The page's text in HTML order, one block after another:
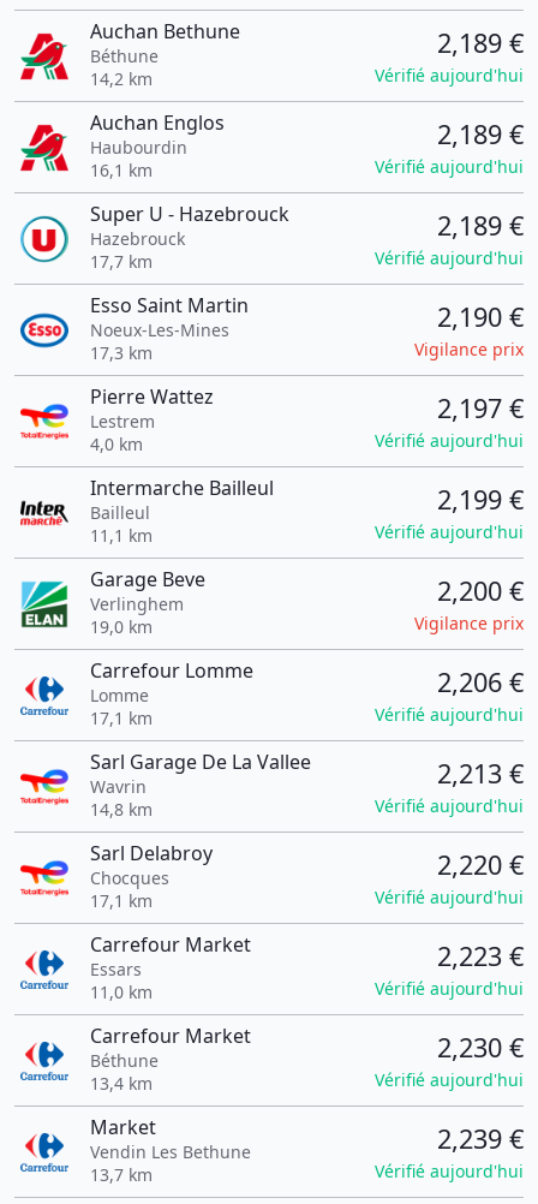
Auchan Bethune
Béthune
14,2 km
2,189 €
Vérifié aujourd'hui
Auchan Englos
Haubourdin
16,1 km
2,189 €
Vérifié aujourd'hui
Super U - Hazebrouck
Hazebrouck
17,7 km
2,189 €
Vérifié aujourd'hui
Esso Saint Martin
Noeux-Les-Mines
17,3 km
2,190 €
Vigilance prix
Pierre Wattez
Lestrem
4,0 km
2,197 €
Vérifié aujourd'hui
Intermarche Bailleul
Bailleul
11,1 km
2,199 €
Vérifié aujourd'hui
Garage Beve
Verlinghem
19,0 km
2,200 €
Vigilance prix
Carrefour Lomme
Lomme
17,1 km
2,206 €
Vérifié aujourd'hui
Sarl Garage De La Vallee
Wavrin
14,8 km
2,213 €
Vérifié aujourd'hui
Sarl Delabroy
Chocques
17,1 km
2,220 €
Vérifié aujourd'hui
Carrefour Market
Essars
11,0 km
2,223 €
Vérifié aujourd'hui
Carrefour Market
Béthune
13,4 km
2,230 €
Vérifié aujourd'hui
Market
Vendin Les Bethune
13,7 km
2,239 €
Vérifié aujourd'hui